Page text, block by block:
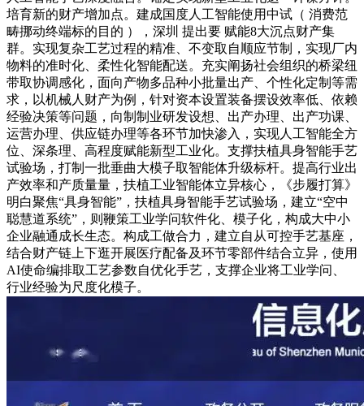
培育新的财产增加点。建成国度人工智能使用中试（ 消费范
畴挪动终端标的目的 ），深圳 提出要 赋能8大沉点财产集
群。实现复杂工艺过程的精准、不变取自顺应节制，实现厂内
物料的准时化、柔性化智能配送。充实阐扬社会组织的桥梁纽
带取协调感化，面向产物多品种小批量出产、个性化定制等需
求，以机械人财产为例，针对资本设置装备摆设效率低、依赖
经验决策等问题，向制制业研发设想、出产办理、出产功课、
运营办理、供应链办理等各环节加快渗入，实现人工智能全方
位、深条理、高程度赋能新型工业化。支撑扶植具身智能手艺
试验场，打制一批垂曲大模子取智能体升级标杆。提高行业出
产效率和产质量量，扶植工业智能体立异核心，《步履打算》
明白聚焦“具身智能”，扶植具身智能手艺试验场，建立“空中
聪慧道系统”，则鞭策工业学问软件化、模子化，构成大中小
企业融通成长生态。构成工做合力，建立自从可控手艺基座，
结合财产链上下逛开展医疗配备及环节零部件结合立异，使用
AI使命编排取工艺参数自优化手艺，支撑企业将工业学问、
行业经验为尺度化模子。